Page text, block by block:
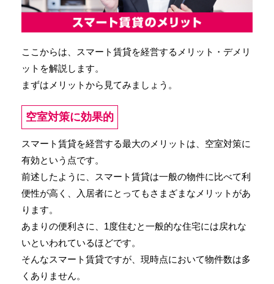
ここからは、スマート賃貸を経営するメリット・デメリ
ットを解説します。
まずはメリットから見てみましょう。
空室対策に効果的
スマート賃貸を経営する最大のメリットは、空室対策に
有効という点です。
前述したように、スマート賃貸は一般の物件に比べて利
便性が高く、入居者にとってもさまざまなメリットがあ
ります。
あまりの便利さに、1度住むと一般的な住宅には戻れな
いといわれているほどです。
そんなスマート賃貸ですが、現時点において物件数は多
くありません。